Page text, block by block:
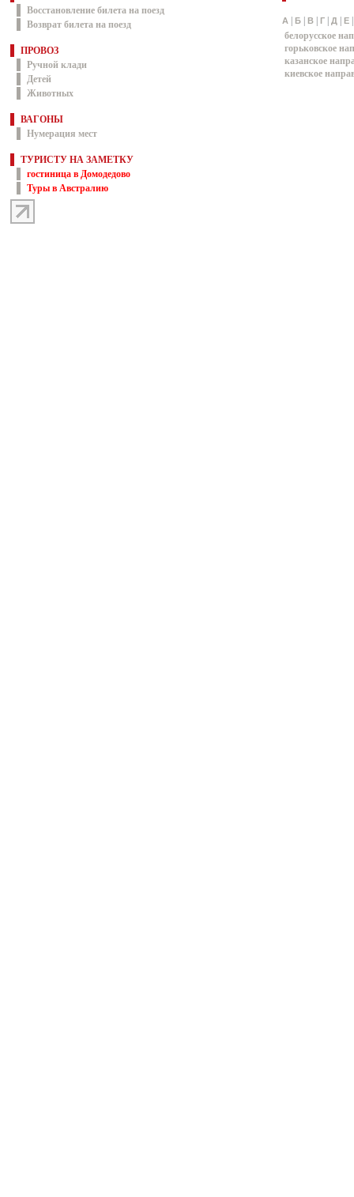
Восстановление билета на поезд
Возврат билета на поезд
ПРОВОЗ
Ручной клади
Детей
Животных
ВАГОНЫ
Нумерация мест
ТУРИСТУ НА ЗАМЕТКУ
гостиница в Домодедово
Туры в Австралию
А Б В Г Д Е
белорусское
горьковское
казанское
киевское